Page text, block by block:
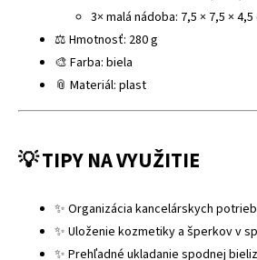
3× malá nádoba: 7,5 × 7,5 × 4,5
⚖ Hmotnosť: 280 g
🎨 Farba: biela
📎 Materiál: plast
💡 TIPY NA VYUŽITIE
✨ Organizácia kancelárskych
✨ Uloženie kozmetiky a šperkov v
✨ Prehľadné ukladanie spodnej